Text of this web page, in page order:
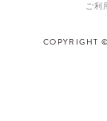
ご利
COPYRIGHT